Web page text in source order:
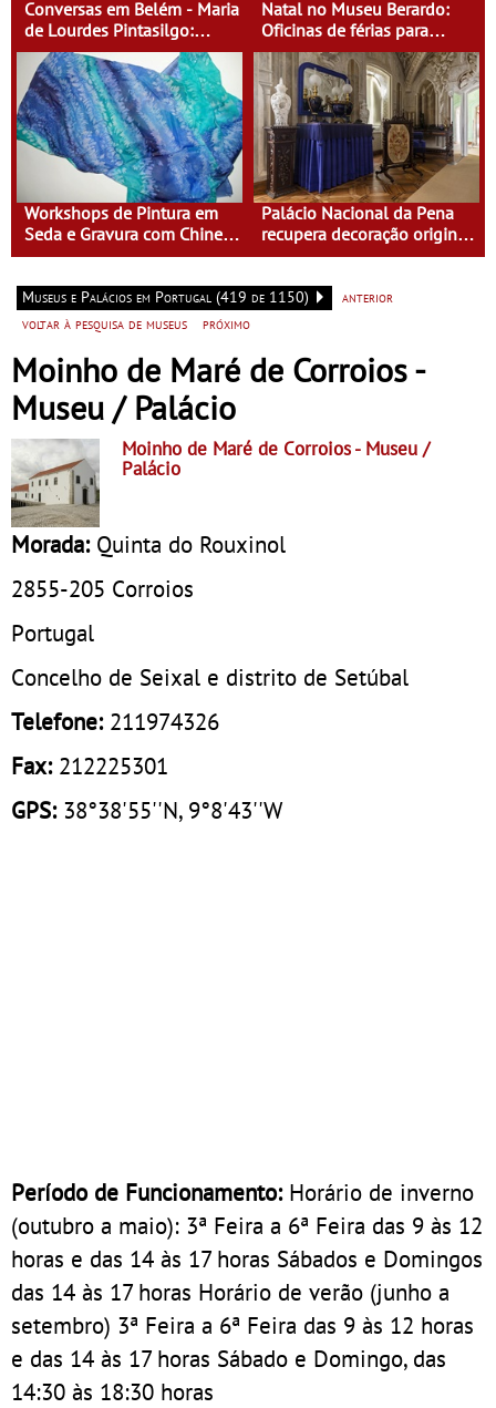
Conversas em Belém - Maria
de Lourdes Pintasilgo:
Mulher de um Tempo Novo
Natal no Museu Berardo:
Oficinas de férias para
crianças dos 4 aos 13 anos
Workshops de Pintura em
Seda e Gravura com Chine
Collé no Museu do Oriente
Palácio Nacional da Pena
recupera decoração original
da Sala de Visitas
Museus e Palácios em Portugal (419 de 1150)
anterior
voltar à pesquisa de museus
próximo
Moinho de Maré de Corroios -
Museu / Palácio
Moinho de Maré de Corroios- Museu /
Palácio
Morada: Quinta do Rouxinol
2855-205 Corroios
Portugal
Concelho de Seixal e distrito de Setúbal
Telefone: 211974326
Fax: 212225301
GPS:38°38'55''N, 9°8'43''W
Período de Funcionamento: Horário de inverno
(outubro a maio): 3ª Feira a 6ª Feira das 9 às 12
horas e das 14 às 17 horas Sábados e Domingos
das 14 às 17 horas Horário de verão (junho a
setembro) 3ª Feira a 6ª Feira das 9 às 12 horas
e das 14 às 17 horas Sábado e Domingo, das
14:30 às 18:30 horas